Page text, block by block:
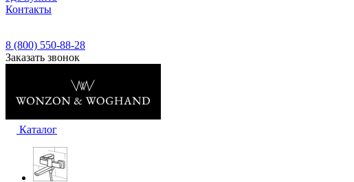
Контакты
8 (800) 550-88-28
Заказать звонок
Каталог